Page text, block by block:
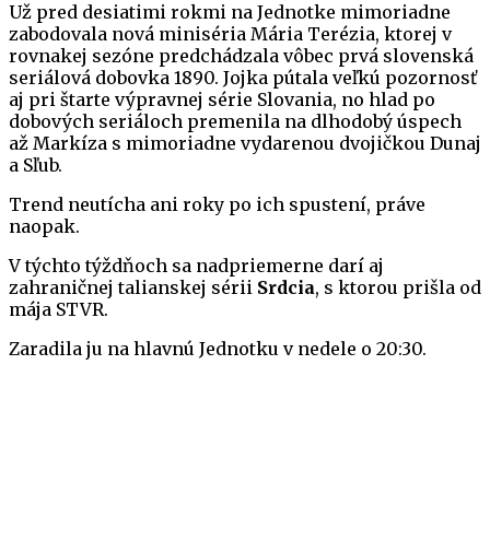
Už pred desiatimi rokmi na Jednotke mimoriadne
zabodovala nová miniséria Mária Terézia, ktorej v
rovnakej sezóne predchádzala vôbec prvá slovenská
seriálová dobovka 1890. Jojka pútala veľkú pozornosť
aj pri štarte výpravnej série Slovania, no hlad po
dobových seriáloch premenila na dlhodobý úspech
až Markíza s mimoriadne vydarenou dvojičkou Dunaj
a Sľub.
Trend neutícha ani roky po ich spustení, práve
naopak.
V týchto týždňoch sa nadpriemerne darí aj
zahraničnej talianskej sérii Srdcia, s ktorou prišla od
mája STVR.
Zaradila ju na hlavnú Jednotku v nedele o 20:30.